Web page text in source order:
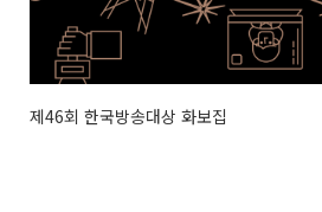
제46회 한국방송대상 화보집